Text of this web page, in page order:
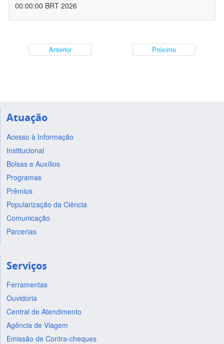
00:00:00 BRT 2026
Anterior Próximo
Atuação
Acesso à Informação
Institucional
Bolsas e Auxílios
Programas
Prêmios
Popularização da Ciência
Comunicação
Parcerias
Serviços
Ferramentas
Ouvidoria
Central de Atendimento
Agência de Viagem
Emissão de Contra-cheques